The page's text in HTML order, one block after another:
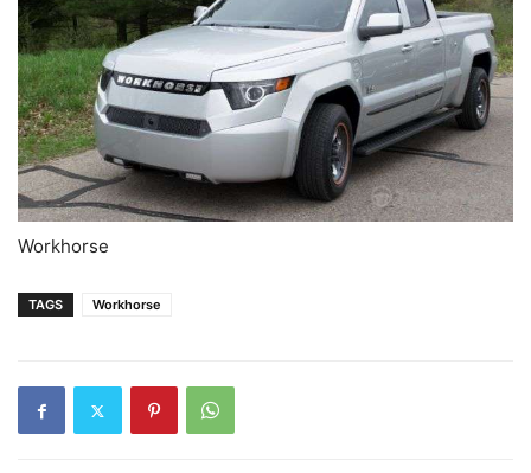
Workhorse
TAGS Workhorse